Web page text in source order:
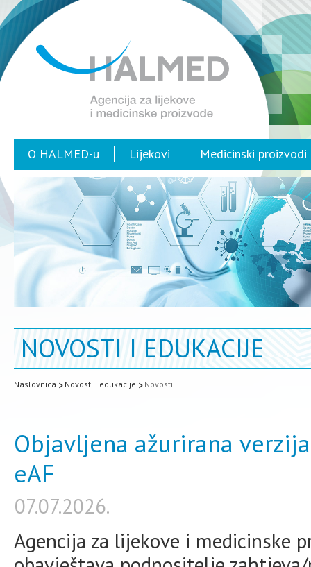
O HALMED-u Lijekovi Medicinski proizvodi
NOVOSTI I EDUKACIJE
Naslovnica Novosti i edukacije Novosti
Objavljena ažurirana
eAF
07.07.2026.
Agencija za lijekove i medicinske